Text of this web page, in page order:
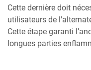
Cette dernière doit
utilisateurs de
Cette étape garanti
longues parties